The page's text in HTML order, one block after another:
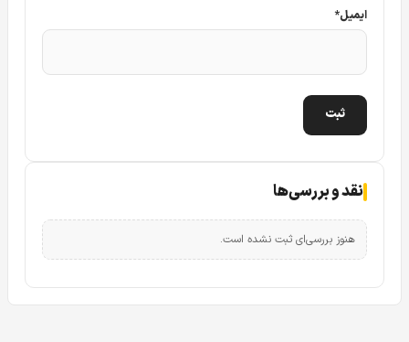
نقد و بررسی‌ها
هنوز بررسی‌ای ثبت نشده است.
ایمیل*